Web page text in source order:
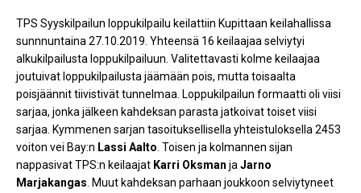
TPS Syyskilpailun loppukilpailu keilattiin Kupittaan keilahallissa
sunnnuntaina 27.10.2019. Yhteensä 16 keilaajaa selviytyi
alkukilpailusta loppukilpailuun. Valitettavasti kolme keilaajaa
joutuivat loppukilpailusta jäämään pois, mutta toisaalta
poisjäännit tiivistivät tunnelmaa. Loppukilpailun formaatti oli viisi
sarjaa, jonka jälkeen kahdeksan parasta jatkoivat toiset viisi
sarjaa. Kymmenen sarjan tasoituksellisella yhteistuloksella 2453
voiton vei Bay:n Lassi Aalto. Toisen ja kolmannen sijan
nappasivat TPS:n keilaajat Karri Oksman jaJarno
Marjakangas. Muut kahdeksan parhaan joukkoon selviytyneet